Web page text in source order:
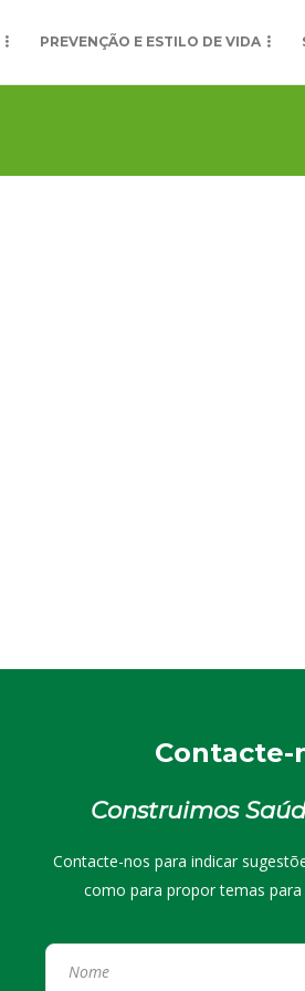
PREVENÇÃO E ESTILO DE VIDA
Contacte-
Construimos
Contacte-nos para indicar
como para propor temas